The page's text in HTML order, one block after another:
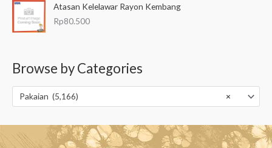
Atasan Kelelawar Rayon Kembang
Rp80.500
Browse by Categories
×
Pakaian (5,166)